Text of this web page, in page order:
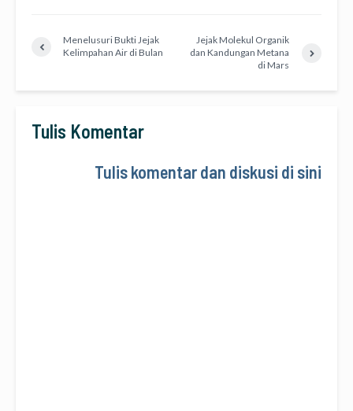
Menelusuri Bukti Jejak
Kelimpahan Air di Bulan
Jejak Molekul Organik
dan Kandungan Metana
di Mars
Tulis Komentar
Tulis komentar dan diskusi di sini